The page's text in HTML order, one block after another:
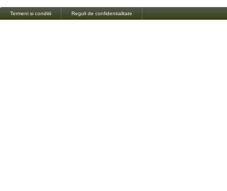
Termeni si conditii Reguli de confidentialitate